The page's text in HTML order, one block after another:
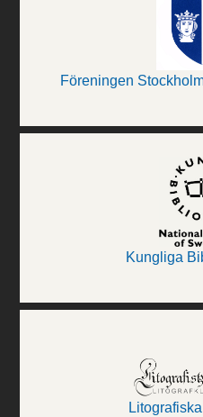
Föreningen
Kungliga